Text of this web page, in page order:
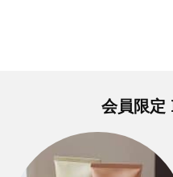
会員限定